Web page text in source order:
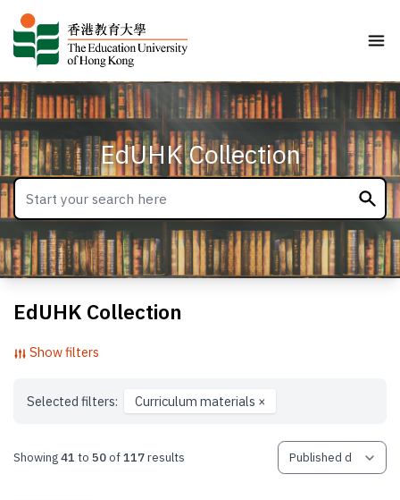
EdUHK Collection
EdUHK Collection
Show filters
Selected filters: Curriculum materials ×
Showing41 to50of117results